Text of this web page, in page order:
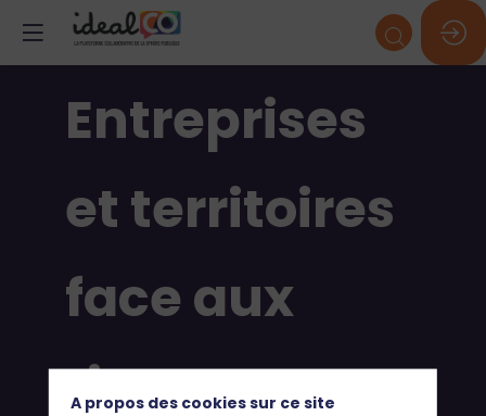
Entreprises
et territoires
face aux
risques : co-
A propos des cookies sur ce site